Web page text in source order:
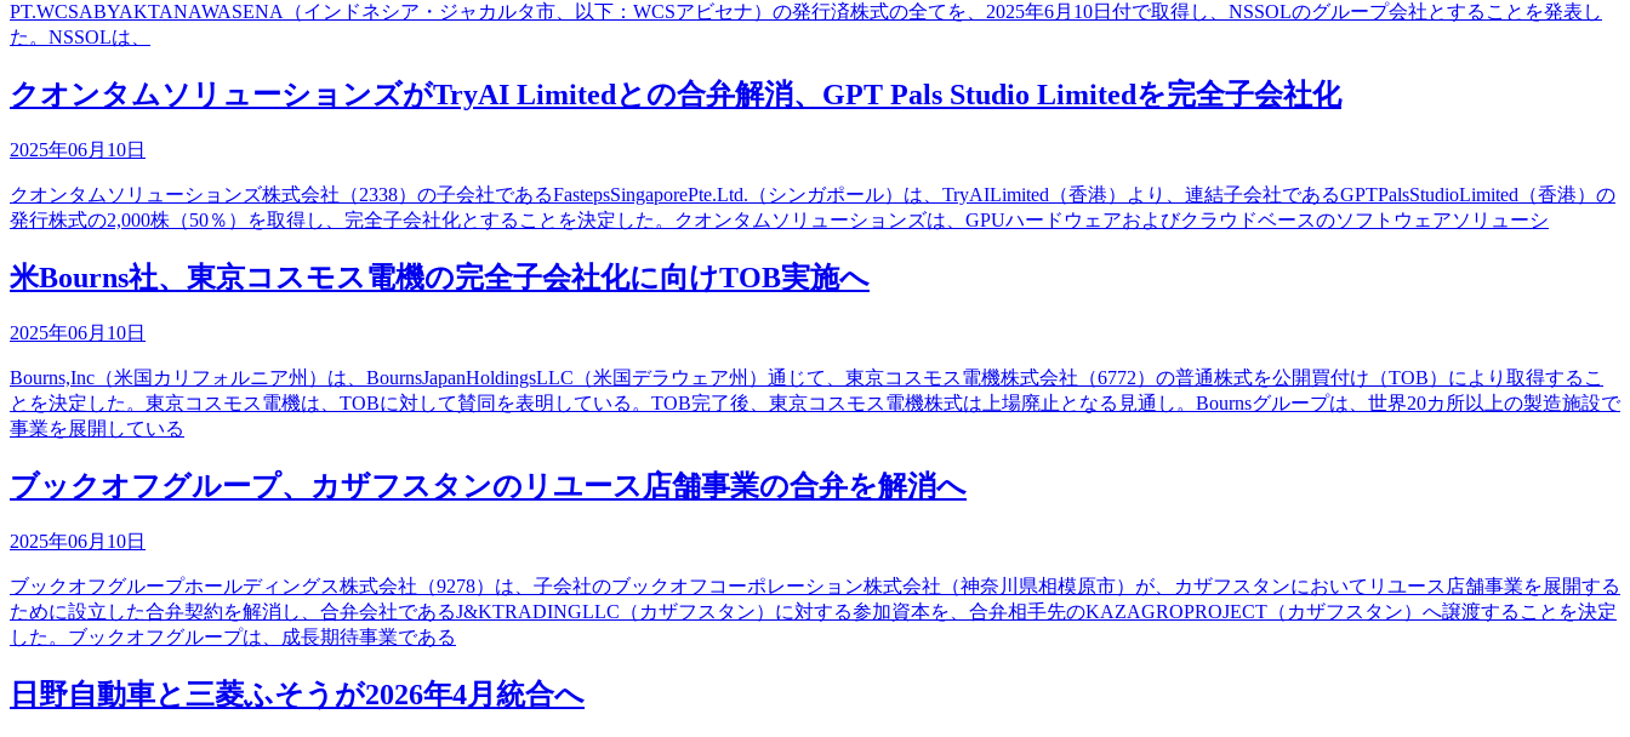
PT.WCSABYAKTANAWASENA（インドネシア・ジャカルタ市、以下：WCSアビセナ）の発行済株式の全てを、2025年6月10日付で取得し、NSSOLのグループ会社とすることを発表し
た。NSSOLは、
クオンタムソリューションズがTryAI Limitedとの合弁解消、GPT Pals Studio Limitedを完全子会社化
2025年06月10日
クオンタムソリューションズ株式会社（2338）の子会社であるFastepsSingaporePte.Ltd.（シンガポール）は、TryAILimited（香港）より、連結子会社であるGPTPalsStudioLimited（香港）の
発行株式の2,000株（50％）を取得し、完全子会社化とすることを決定した。クオンタムソリューションズは、GPUハードウェアおよびクラウドベースのソフトウェアソリューシ
米Bourns社、東京コスモス電機の完全子会社化に向けTOB実施へ
2025年06月10日
Bourns,Inc（米国カリフォルニア州）は、BournsJapanHoldingsLLC（米国デラウェア州）通じて、東京コスモス電機株式会社（6772）の普通株式を公開買付け（TOB）により取得するこ
とを決定した。東京コスモス電機は、TOBに対して賛同を表明している。TOB完了後、東京コスモス電機株式は上場廃止となる見通し。Bournsグループは、世界20カ所以上の製造施設で
事業を展開している
ブックオフグループ、カザフスタンのリユース店舗事業の合弁を解消へ
2025年06月10日
ブックオフグループホールディングス株式会社（9278）は、子会社のブックオフコーポレーション株式会社（神奈川県相模原市）が、カザフスタンにおいてリユース店舗事業を展開する
ために設立した合弁契約を解消し、合弁会社であるJ&KTRADINGLLC（カザフスタン）に対する参加資本を、合弁相手先のKAZAGROPROJECT（カザフスタン）へ譲渡することを決定
した。ブックオフグループは、成長期待事業である
日野自動車と三菱ふそうが2026年4月統合へ